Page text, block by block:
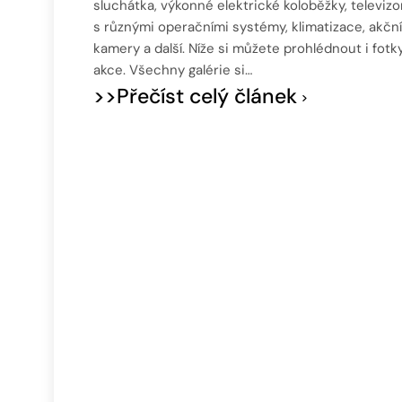
sluchátka, výkonné elektrické koloběžky,
s různými operačními systémy, klimatizace, akční
kamery a další. Níže si můžete prohlédnout i
akce. Všechny galérie si…
>>Přečíst celý článek